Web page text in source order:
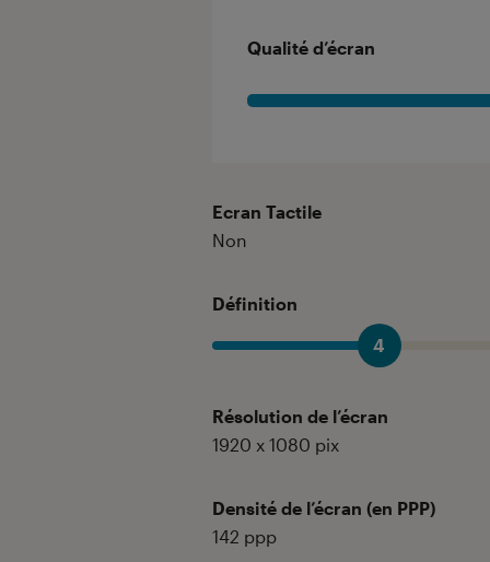
Qualité d’écran
Ecran Tactile
Non
Définition
4
Résolution de l’écran
1920 x 1080 pix
Densité de l’écran (en PPP)
142 ppp